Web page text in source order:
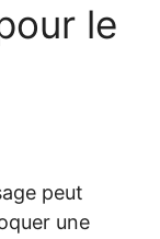
le
peut
une